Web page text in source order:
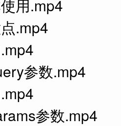
用.mp4
.mp4
参数.mp4
参数.mp4